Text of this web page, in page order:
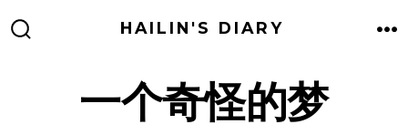
HAILIN'S DIARY
一个奇怪的梦